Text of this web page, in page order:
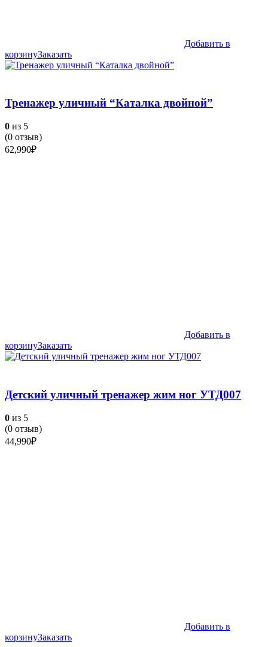
Добавить в
корзинуЗаказать
Тренажер уличный “Каталка двойной”
0 из 5
(0 отзыв)
62,990₽
Добавить в
корзинуЗаказать
Детский уличный тренажер жим ног УТД007
0 из 5
(0 отзыв)
44,990₽
Добавить в
корзинуЗаказать